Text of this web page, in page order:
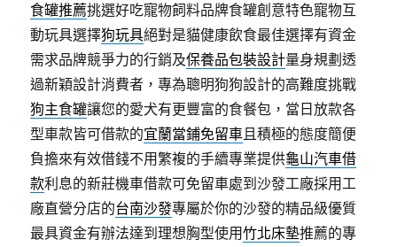
食罐推薦挑選好吃寵物飼料品牌食罐創意特色寵物互
動玩具選擇狗玩具絕對是貓健康飲食最佳選擇有資金
需求品牌競爭力的行銷及保養品包裝設計量身規劃透
過新穎設計消費者，專為聰明狗狗設計的高難度挑戰
狗主食罐讓您的愛犬有更豐富的食餐包，當日放款各
型車款皆可借款的宜蘭當鋪免留車且積極的態度簡便
負擔來有效借錢不用繁複的手續專業提供龜山汽車借
款利息的新莊機車借款可免留車處到沙發工廠採用工
廠直營分店的台南沙發專屬於你的沙發的精品級優質
最具資金有辦法達到理想胸型使用竹北床墊推薦的專